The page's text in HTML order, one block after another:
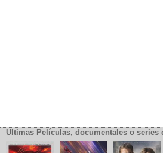
Últimas Películas, documentales o series